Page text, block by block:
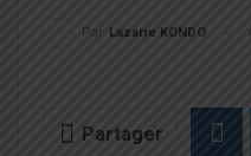
Par Lazarre KONDO
Partager